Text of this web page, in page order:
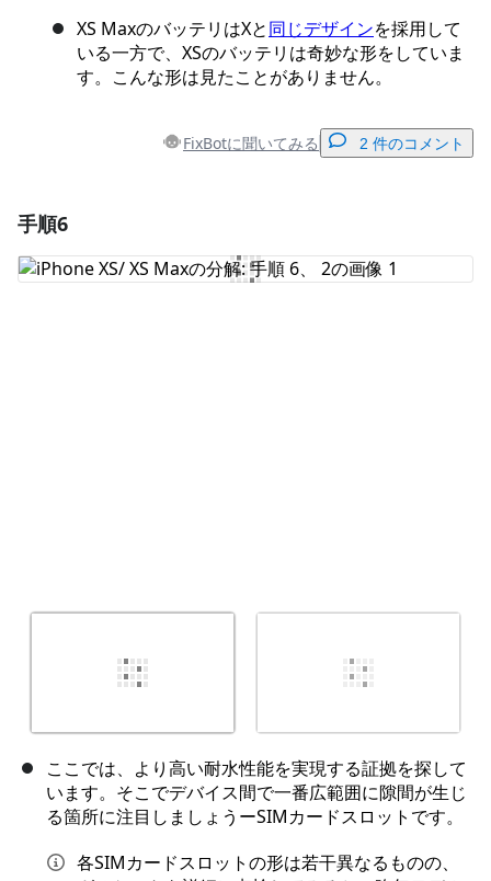
XS MaxのバッテリはXと同じデザインを採用して
いる一方で、XSのバッテリは奇妙な形をしていま
す。こんな形は見たことがありません。
FixBotに聞いてみる 2 件のコメント
コメントを追加
手順6
ここでは、より高い耐水性能を実現する証拠を探して
います。そこでデバイス間で一番広範囲に隙間が生じ
る箇所に注目しましょうーSIMカードスロットです。
各SIMカードスロットの形は若干異なるものの、